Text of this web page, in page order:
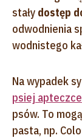
stały dostęp
odwodnienia
wodnistego
Na wypadek
psiej apteczce
psów. To
pasta, np.